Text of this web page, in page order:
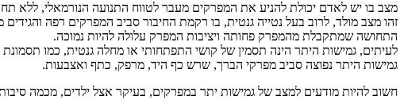
מצב בו יש לאדם יכולת להניע את המפרקים מעבר לטווח התנועה הנורמאלי, ללא
זהו מצב מולד, לרוב בעל נטייה גנטית, בו רקמת החיבור סביב המפרקים רפה
התחושה שמתקבלת מהמפרק פחותה ויציבות המפרק עלולה להיות נמוכה.
לעיתים, גמישות היתר הינה תסמין של קושי התפתחותי או מחלה גנטית, כמו
גמישות היתר נפוצה סביב מפרקי הברך, שרש כף היד, מרפק, כתף ואצבעות.
חשוב להיות מודעים למצב של גמישות יתר במפרקים, בעיקר אצל ילדים, מכמה